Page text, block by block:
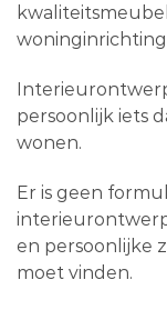
persoonlijk iets
wonen.
Er is geen
en persoonlijke
moet vinden.